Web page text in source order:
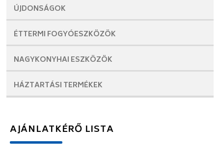
ÚJDONSÁGOK
ÉTTERMI FOGYÓESZKÖZÖK
NAGYKONYHAI ESZKÖZÖK
HÁZTARTÁSI TERMÉKEK
AJÁNLATKÉRŐ LISTA